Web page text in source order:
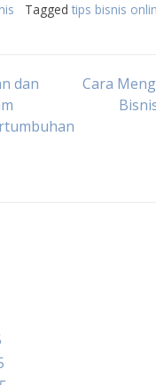
Tagged tips bisnis
dan
Cara